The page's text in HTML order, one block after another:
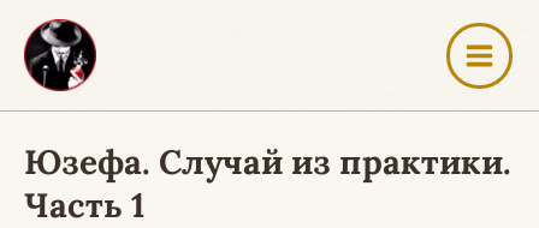
Перейти
содержимому
Юзефа. Случай из практики.
Часть 1